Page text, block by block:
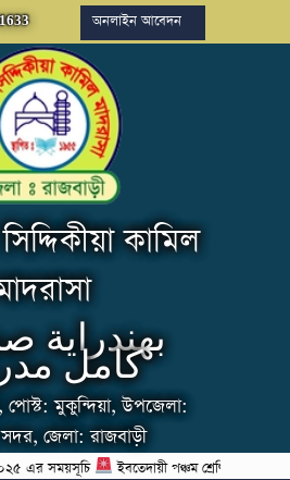
অনলাইন আবেদন
কামিল
بهندراية
كامل
পোস্ট: মুকুন্দিয়া, উপজেলা:
জেলা: রাজবাড়ী
সময়সূচি
ইবতেদায়ী পঞ্চম শ্রেণির বৃত্তি পরীক্ষা